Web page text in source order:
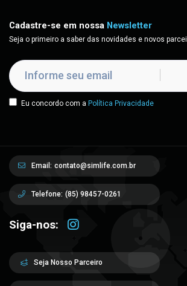
Cadastre-se em nossa Newsletter
Seja o primeiro a saber das novidades e novos
Eu concordo com a Política Privacidade
Email: contato@simlife.com.br
Telefone: (85) 98457-0261
Siga-nos:
Seja Nosso Parceiro